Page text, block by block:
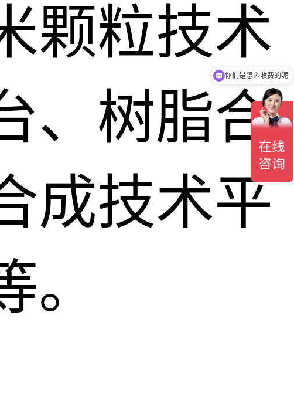
颗粒技术
、树脂合
成技术平
你们是怎么收费的呢
现在有优惠活动吗